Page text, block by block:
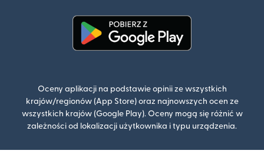
Oceny aplikacji na podstawie opinii ze wszystkich
krajów/regionów (App Store) oraz najnowszych ocen ze
wszystkich krajów (Google Play). Oceny mogą się różnić w
zależności od lokalizacji użytkownika i typu urządzenia.